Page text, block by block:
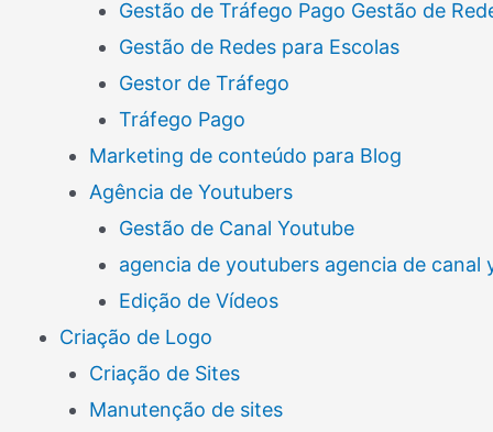
Gestão de Tráfego Pago Gestão de
Gestão de Redes para Escolas
Gestor de Tráfego
Tráfego Pago
Marketing de conteúdo para Blog
Agência de Youtubers
Gestão de Canal Youtube
agencia de youtubers agencia de canal
Edição de Vídeos
Criação de Logo
Criação de Sites
Manutenção de sites